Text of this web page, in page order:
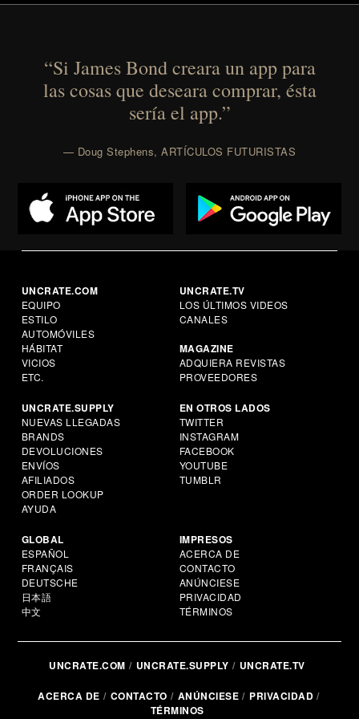
“Si James Bond creara un app para
las cosas que deseara comprar, ésta
sería el app.”
— Doug Stephens, ARTÍCULOS FUTURISTAS
UNCRATE.COM
EQUIPO
ESTILO
AUTOMÓVILES
HÁBITAT
VICIOS
ETC.
UNCRATE.TV
LOS ÚLTIMOS VIDEOS
CANALES
MAGAZINE
ADQUIERA REVISTAS
PROVEEDORES
UNCRATE.SUPPLY
NUEVAS LLEGADAS
BRANDS
DEVOLUCIONES
ENVÍOS
AFILIADOS
ORDER LOOKUP
AYUDA
EN OTROS LADOS
TWITTER
INSTAGRAM
FACEBOOK
YOUTUBE
TUMBLR
GLOBAL
ESPAÑOL
FRANÇAIS
DEUTSCHE
日本語
中文
IMPRESOS
ACERCA DE
CONTACTO
ANÚNCIESE
PRIVACIDAD
TÉRMINOS
UNCRATE.COM UNCRATE.SUPPLY UNCRATE.TV
ACERCA DE CONTACTO ANÚNCIESE
PRIVACIDAD
TÉRMINOS